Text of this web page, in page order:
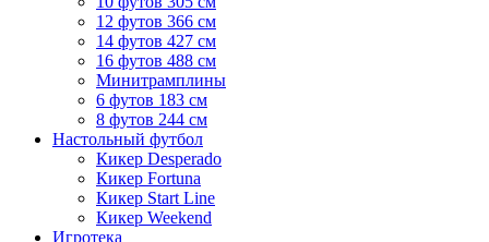
12 футов 366 см
14 футов 427 см
16 футов 488 см
Минитрамплины
6 футов 183 см
8 футов 244 см
Настольный футбол
Кикер Desperado
Кикер Fortuna
Кикер Start Line
Кикер Weekend
Игротека